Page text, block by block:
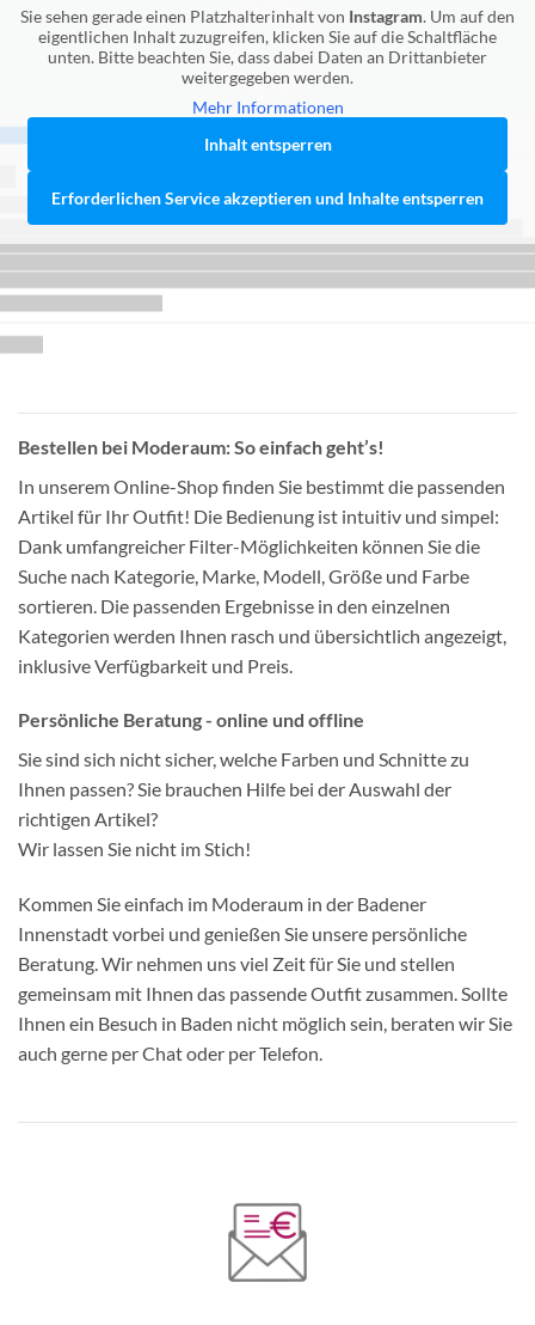
Sie sehen gerade einen Platzhalterinhalt von Instagram. Um auf den
eigentlichen Inhalt zuzugreifen, klicken Sie auf die Schaltfläche
unten. Bitte beachten Sie, dass dabei Daten an Drittanbieter
weitergegeben werden.
Mehr Informationen
Inhalt entsperren
Erforderlichen Service akzeptieren und Inhalte entsperren
Bestellen bei Moderaum: So einfach geht’s!
In unserem Online-Shop finden Sie bestimmt die passenden
Artikel für Ihr Outfit! Die Bedienung ist intuitiv und simpel:
Dank umfangreicher Filter-Möglichkeiten können Sie die
Suche nach Kategorie, Marke, Modell, Größe und Farbe
sortieren. Die passenden Ergebnisse in den einzelnen
Kategorien werden Ihnen rasch und übersichtlich angezeigt,
inklusive Verfügbarkeit und Preis.
Persönliche Beratung - online und offline
Sie sind sich nicht sicher, welche Farben und Schnitte zu
Ihnen passen? Sie brauchen Hilfe bei der Auswahl der
richtigen Artikel?
Wir lassen Sie nicht im Stich!
Kommen Sie einfach im Moderaum in der Badener
Innenstadt vorbei und genießen Sie unsere persönliche
Beratung. Wir nehmen uns viel Zeit für Sie und stellen
gemeinsam mit Ihnen das passende Outfit zusammen. Sollte
Ihnen ein Besuch in Baden nicht möglich sein, beraten wir Sie
auch gerne per Chat oder per Telefon.